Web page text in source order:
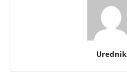
Urednik